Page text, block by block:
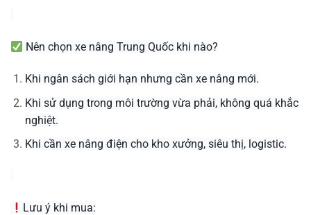
Nên chọn xe nâng Trung Quốc khi nào?
Khi ngân sách giới hạn nhưng cần xe nâng mới.
Khi sử dụng trong môi trường vừa phải, không quá khắc
nghiệt.
Khi cần xe nâng điện cho kho xưởng, siêu thị, logistic.
Lưu ý khi mua: